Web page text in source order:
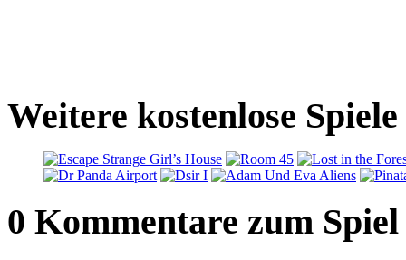
Weitere kostenlose
0 Kommentare zum Spiel